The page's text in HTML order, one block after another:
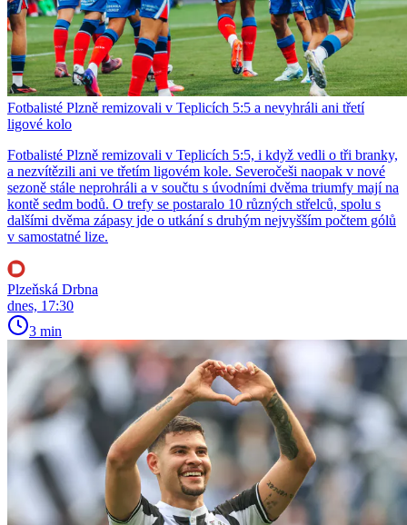
Fotbalisté Plzně remizovali v Teplicích 5:5 a nevyhráli ani třetí
ligové kolo
Fotbalisté Plzně remizovali v Teplicích 5:5, i když vedli o tři branky,
a nezvítězili ani ve třetím ligovém kole. Severočeši naopak v nové
sezoně stále neprohráli a v součtu s úvodními dvěma triumfy mají na
kontě sedm bodů. O trefy se postaralo 10 různých střelců, spolu s
dalšími dvěma zápasy jde o utkání s druhým nejvyšším počtem gólů
v samostatné lize.
Plzeňská Drbna
dnes, 17:30
3 min